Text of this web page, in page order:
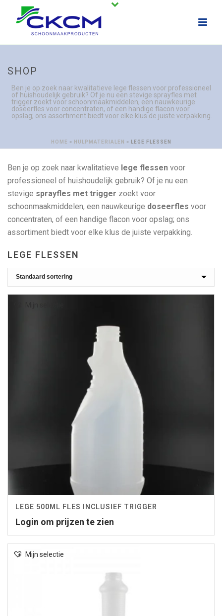
SHOP
Ben je op zoek naar kwalitatieve lege flessen voor professioneel
of huishoudelijk gebruik? Of je nu een stevige sprayfles met
trigger zoekt voor schoonmaakmiddelen, een nauwkeurige
doseerfles voor concentraten, of een handige flacon voor
opslag; ons assortiment biedt voor elke klus de juiste verpakking.
HOME » HULPMATERIALEN » LEGE FLESSEN
Ben je op zoek naar kwalitatieve lege flessen voor
professioneel of huishoudelijk gebruik? Of je nu een
stevige sprayfles met trigger zoekt voor
schoonmaakmiddelen, een nauwkeurige doseerfles voor
concentraten, of een handige flacon voor opslag; ons
assortiment biedt voor elke klus de juiste verpakking.
LEGE FLESSEN
LEGE 500ML FLES INCLUSIEF TRIGGER
Login om prijzen te zien
Mijn selectie